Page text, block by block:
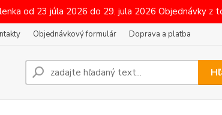
od 23 júla 2026 do 29. jula 2026 Objednávky
Objednávkový formulár Doprava a platba